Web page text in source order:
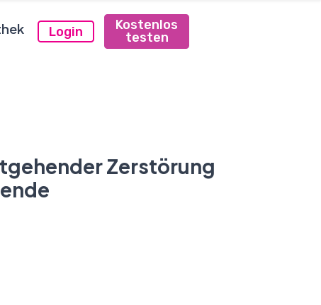
Login
Kostenlos
testen
Zerstörung